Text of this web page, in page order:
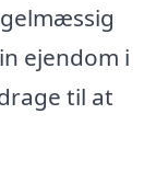
ejendom i
til at